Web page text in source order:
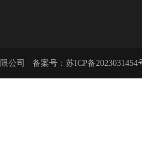
公司 备案号： 苏ICP备2023031454